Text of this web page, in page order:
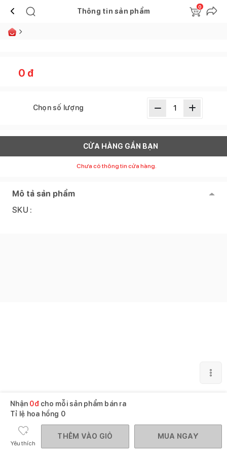
Thông tin sản phẩm
0
0 đ
Chọn số lượng
CỬA HÀNG GẦN BẠN
Chưa có thông tin cửa hàng.
Mô tả sản phẩm
SKU :
Nhận 0đcho mỗi sản phẩm bán ra
Tỉ lệ hoa hồng 0
Yêu thích
THÊM VÀO GIỎ MUA NGAY